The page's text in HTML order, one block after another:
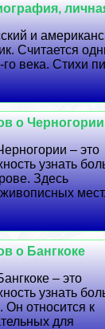
и
Считается
века. Стихи
о Черногории
– это
узнать
Здесь
о Бангкоке
– это
узнать
Он относится к
для